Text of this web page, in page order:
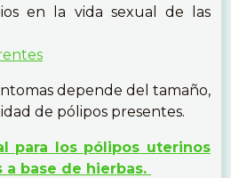
en la vida sexual de las
depende del tamaño,
de pólipos presentes.
para los pólipos uterinos
base de hierbas.